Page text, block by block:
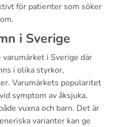
för patienter som söker
i Sverige
i Sverige där
i olika styrkor,
Varumärkets popularitet
symptom av åksjuka,
vuxna och barn. Det är
varianter kan ge